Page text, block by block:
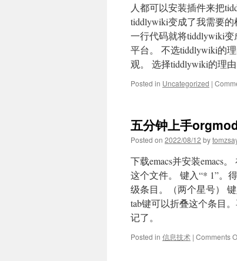
人都可以安装插件来把
tiddlywiki变成了我需要
一行代码就将tiddlywiki
平台。 不选tiddlywiki的
观。 选择tiddlywiki的理由
Posted in Uncategorized |
五分钟上手
Posted on 2022/08/12 by
下载emacs并安装emacs
这个文件。 键入“* 1”。
级条目。（两个星号）
tab键可以折叠这个条目
记了。
Posted in 信息技术 | Comments